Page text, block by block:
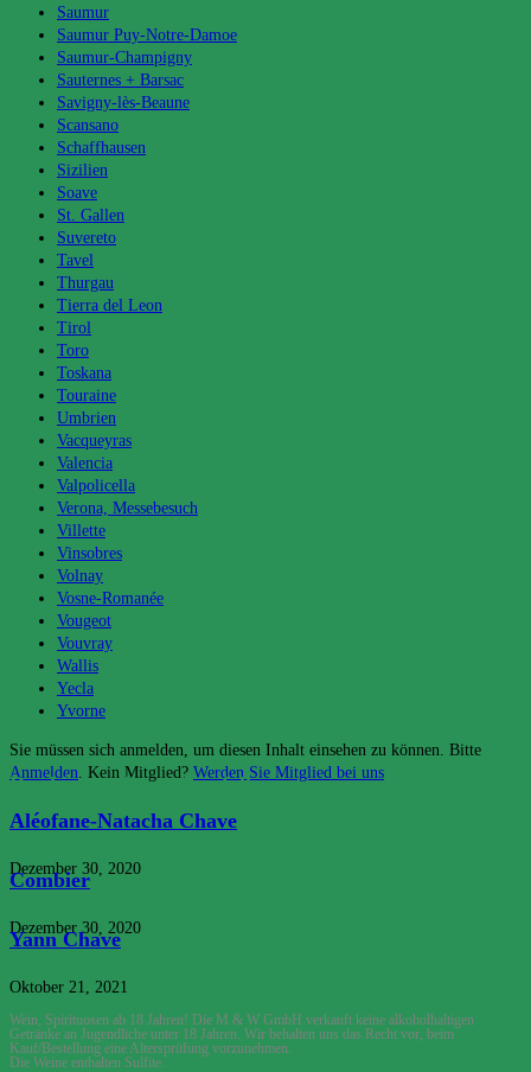
Saumur
Saumur Puy-Notre-Damoe
Saumur-Champigny
Sauternes + Barsac
Savigny-lès-Beaune
Scansano
Schaffhausen
Sizilien
Soave
St. Gallen
Suvereto
Tavel
Thurgau
Tierra del Leon
Tirol
Toro
Toskana
Touraine
Umbrien
Vacqueyras
Valencia
Valpolicella
Verona, Messebesuch
Villette
Vinsobres
Volnay
Vosne-Romanée
Vougeot
Vouvray
Wallis
Yecla
Yvorne
Sie müssen sich anmelden, um diesen Inhalt einsehen zu können. Bitte
Anmelden. Kein Mitglied? Werden Sie Mitglied bei uns
Das könnte dir auch gefallen
Aléofane-Natacha Chave
Dezember 30, 2020
Combier
Dezember 30, 2020
Yann Chave
Oktober 21, 2021
Wein, Spirituosen ab 18 Jahren! Die M & W GmbH verkauft keine alkoholhaltigen
Getränke an Jugendliche unter 18 Jahren. Wir behalten uns das Recht vor, beim
Kauf/Bestellung eine Altersprüfung vorzunehmen.
Die Weine enthalten Sulfite.